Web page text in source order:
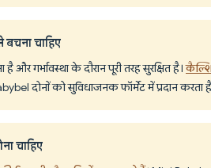
चाहिए
गर्भावस्था के दौरान पूरी तरह सुरक्षित है।
दोनों को सुविधाजनक फॉर्मेट में प्रदान करता
चाहिए